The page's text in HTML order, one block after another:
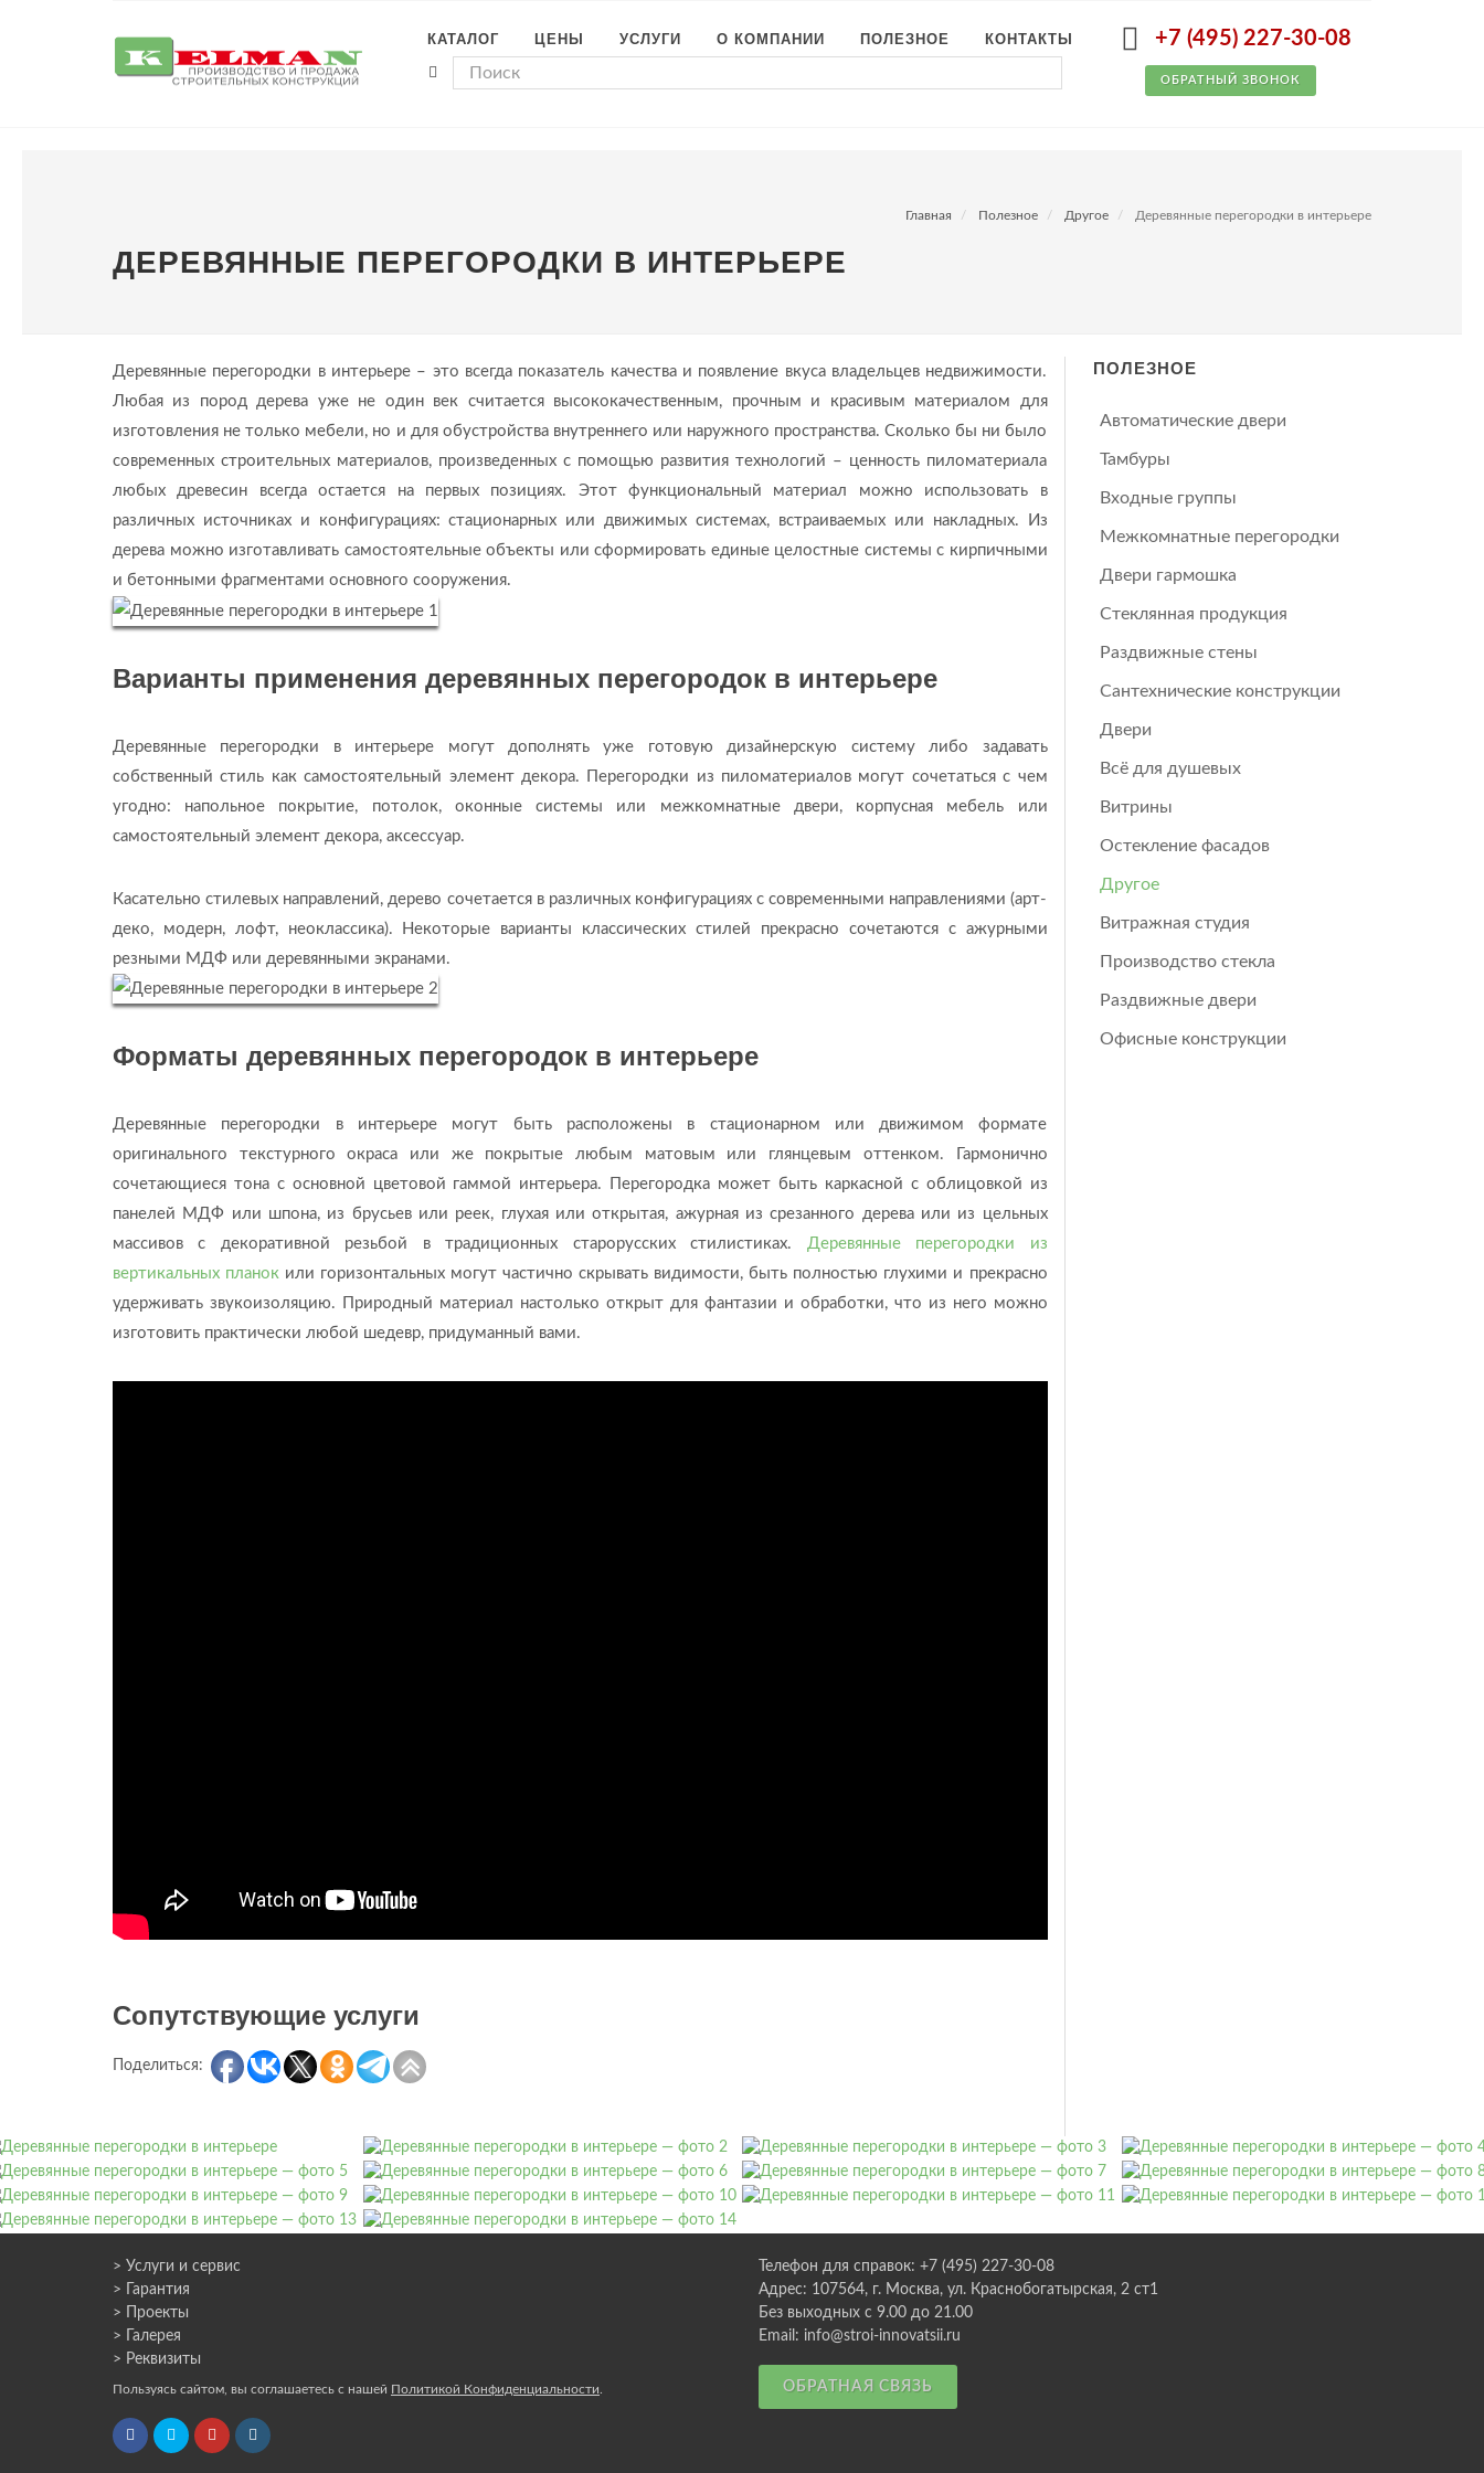
КАТАЛОГ ЦЕНЫ УСЛУГИ О КОМПАНИИ ПОЛЕЗНОЕ КОНТАКТЫ +7 (495) 227-30-08
ОБРАТНЫЙ ЗВОНОК
Главная Полезное Другое Деревянные перегородки в интерьере
ДЕРЕВЯННЫЕ ПЕРЕГОРОДКИ В ИНТЕРЬЕРЕ
Деревянные перегородки в интерьере – это всегда показатель качества и появление вкуса владельцев недвижимости.
Любая из пород дерева уже не один век считается высококачественным, прочным и красивым материалом для
изготовления не только мебели, но и для обустройства внутреннего или наружного пространства. Сколько бы ни было
современных строительных материалов, произведенных с помощью развития технологий – ценность пиломатериала
любых древесин всегда остается на первых позициях. Этот функциональный материал можно использовать в
различных источниках и конфигурациях: стационарных или движимых системах, встраиваемых или накладных. Из
дерева можно изготавливать самостоятельные объекты или сформировать единые целостные системы с кирпичными
и бетонными фрагментами основного сооружения.
Варианты применения деревянных перегородок в интерьере
Деревянные перегородки в интерьере могут дополнять уже готовую дизайнерскую систему либо задавать
собственный стиль как самостоятельный элемент декора. Перегородки из пиломатериалов могут сочетаться с чем
угодно: напольное покрытие, потолок, оконные системы или межкомнатные двери, корпусная мебель или
самостоятельный элемент декора, аксессуар.
Касательно стилевых направлений, дерево сочетается в различных конфигурациях с современными направлениями (арт-
деко, модерн, лофт, неоклассика). Некоторые варианты классических стилей прекрасно сочетаются с ажурными
резными МДФ или деревянными экранами.
Форматы деревянных перегородок в интерьере
Деревянные перегородки в интерьере могут быть расположены в стационарном или движимом формате
оригинального текстурного окраса или же покрытые любым матовым или глянцевым оттенком. Гармонично
сочетающиеся тона с основной цветовой гаммой интерьера. Перегородка может быть каркасной с облицовкой из
панелей МДФ или шпона, из брусьев или реек, глухая или открытая, ажурная из срезанного дерева или из цельных
массивов с декоративной резьбой в традиционных старорусских стилистиках. Деревянные перегородки из
вертикальных планок или горизонтальных могут частично скрывать видимости, быть полностью глухими и прекрасно
удерживать звукоизоляцию. Природный материал настолько открыт для фантазии и обработки, что из него можно
изготовить практически любой шедевр, придуманный вами.
Сопутствующие услуги
Поделиться:
ПОЛЕЗНОЕ
Автоматические двери
Тамбуры
Входные группы
Межкомнатные перегородки
Двери гармошка
Стеклянная продукция
Раздвижные стены
Сантехнические конструкции
Двери
Всё для душевых
Витрины
Остекление фасадов
Другое
Витражная студия
Производство стекла
Раздвижные двери
Офисные конструкции
> Услуги и сервис
> Гарантия
> Проекты
> Галерея
> Реквизиты
Пользуясь сайтом, вы соглашаетесь с нашей Политикой Конфиденциальности
Телефон для справок: +7 (495) 227-30-08
Адрес: 107564, г. Москва, ул. Краснобогатырская, 2 ст1
Без выходных с 9.00 до 21.00
Email: info@stroi-innovatsii.ru
ОБРАТНАЯ СВЯЗЬ